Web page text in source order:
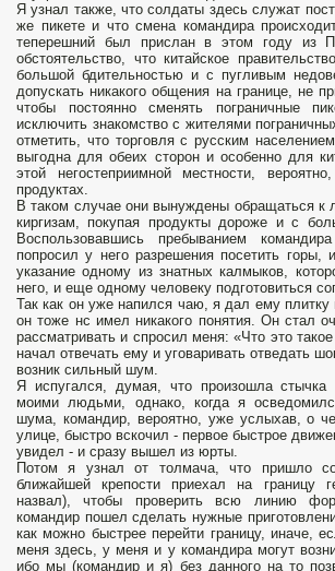
Я узнал также, что солдаты здесь служат
же пикете и что смена командира
теперешний был прислан в этом году из
обстоятельство, что китайское
большой бдительностью и с пугливым
допускать никакого общения на границе, не
чтобы постоянно сменять пограничные
исключить знакомство с жителями
отметить, что торговля с русским
выгодна для обеих сторон и особенно для
этой негостеприимной местности,
продуктах.
В таком случае они вынуждены обращаться
киргизам, покупая продукты дороже и с
Воспользовавшись пребыванием
попросил у него разрешения посетить
указание одному из знатных калмыков,
него, и еще одному человеку подготовиться
Так как он уже напился чаю, я дал ему плитку
он тоже нс имел никакого понятия. Он стал
рассматривать и спросил меня: «Что это
начал отвечать ему и уговаривать отведать
возник сильный шум.
Я испугался, думая, что произошла
моими людьми, однако, когда я
шума, командир, вероятно, уже услыхав, о
улице, быстро вскочил - первое быстрое
увидел - и сразу вышел из юрты.
Потом я узнал от толмача, что пришло
ближайшей крепости приехал на границу
назвал), чтобы проверить всю линию
командир пошел сделать нужные
как можно быстрее перейти границу, иначе,
меня здесь, у меня и у командира могут
ибо мы (командир и я) без данного на то